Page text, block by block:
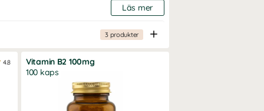
som en antioxidant då det skyddar
fullkornsprodukter. Havre-, soja- och
Läs mer
3produkter
4.8
Vitamin B2 100mg
100 kaps